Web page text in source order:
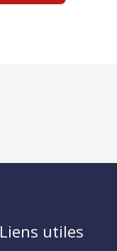
Liens utiles